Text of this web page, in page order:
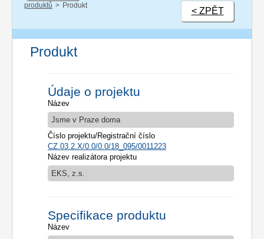
produktů
Produkt
< ZPĚT
Produkt
Údaje o projektu
Název
Jsme v Praze doma
Číslo projektu/Registrační číslo
CZ.03.2.X/0.0/0.0/18_095/0011223
Název realizátora projektu
EKS, z.s.
Specifikace produktu
Název